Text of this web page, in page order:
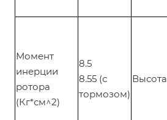
Момент
инерции
ротора
(Кг*см^2)
8.5
8.55 (с
тормозом)
Высота